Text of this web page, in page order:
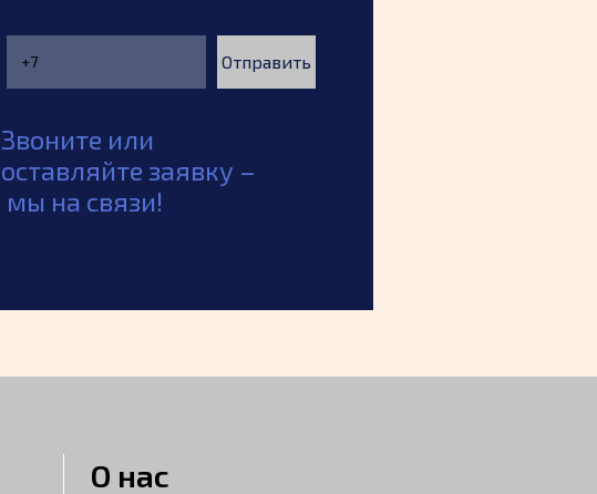
Отправить
Звоните или
оставляйте заявку –
мы на связи!
О нас